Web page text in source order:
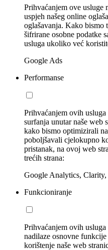
Prihvaćanjem ove usluge
uspjeh našeg online
oglašavanja. Kako bismo
šifrirane osobne podatke
usluga ukoliko već
Google Ads
Performanse
Prihvaćanjem ovih
surfanja unutar naše web
kako bismo optimizirali
poboljšavali cjelokupno
pristanak, na ovoj web
trećih strana:
Google Analytics,
Funkcioniranje
Prihvaćanjem ovih
nadilaze osnovne
korištenje naše web